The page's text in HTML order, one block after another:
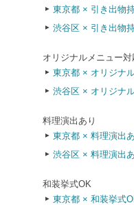
東京都 × 引き出物
渋谷区 × 引き出物
オリジナルメニュー対
東京都 × オリジナ
渋谷区 × オリジナ
料理演出あり
東京都 × 料理演出
渋谷区 × 料理演出
和装挙式OK
東京都 × 和装挙式